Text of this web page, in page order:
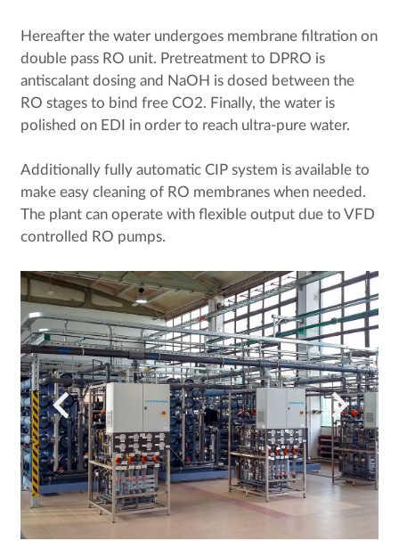
Hereafter the water undergoes membrane filtration on
double pass RO unit. Pretreatment to DPRO is
antiscalant dosing and NaOH is dosed between the
RO stages to bind free CO2. Finally, the water is
polished on EDI in order to reach ultra-pure water.
Additionally fully automatic CIP system is available to
make easy cleaning of RO membranes when needed.
The plant can operate with flexible output due to VFD
controlled RO pumps.